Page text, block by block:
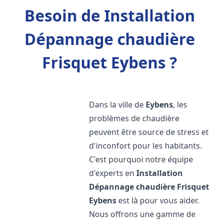
Besoin de Installation
Dépannage chaudière
Frisquet Eybens ?
Dans la ville de Eybens, les
problèmes de chaudière
peuvent être source de stress et
d'inconfort pour les habitants.
C'est pourquoi notre équipe
d'experts enInstallation
Dépannage chaudière Frisquet
Eybens est là pour vous aider.
Nous offrons une gamme de